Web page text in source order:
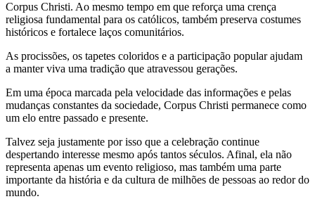
Corpus Christi. Ao mesmo tempo em que reforça uma crença
religiosa fundamental para os católicos, também preserva costumes
históricos e fortalece laços comunitários.
As procissões, os tapetes coloridos e a participação popular ajudam
a manter viva uma tradição que atravessou gerações.
Em uma época marcada pela velocidade das informações e pelas
mudanças constantes da sociedade, Corpus Christi permanece como
um elo entre passado e presente.
Talvez seja justamente por isso que a celebração continue
despertando interesse mesmo após tantos séculos. Afinal, ela não
representa apenas um evento religioso, mas também uma parte
importante da história e da cultura de milhões de pessoas ao redor do
mundo.